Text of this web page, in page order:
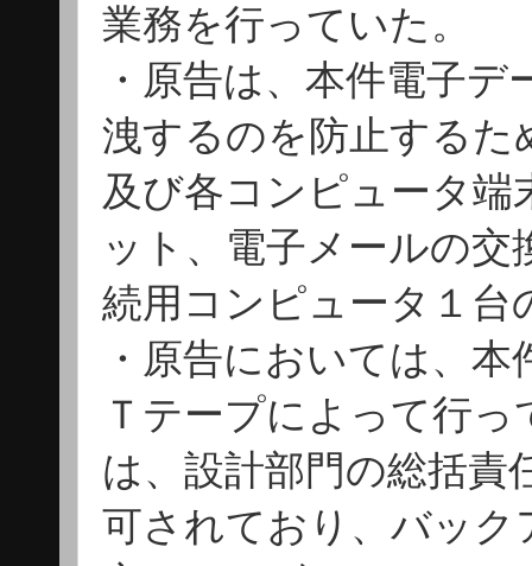
業務を行っていた。
・原告は、本件電子
洩するのを防止する
及び各コンピュータ
ット、電子メールの
続用コンピュータ１台
・原告においては、
Ｔテープによって行
は、設計部門の総括責
可されており、バッ